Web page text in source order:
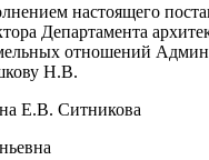
настоящего
Департамента
отношений
Н.В.
Е.В. Ситникова